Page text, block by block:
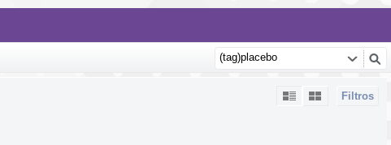
Filtros